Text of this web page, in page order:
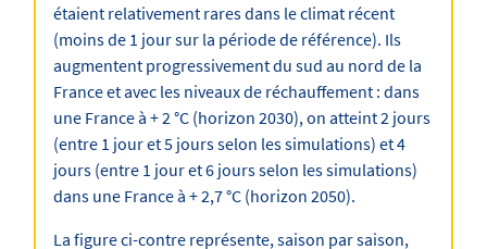
étaient relativement rares dans le climat récent
(moins de 1 jour sur la période de référence). Ils
augmentent progressivement du sud au nord de la
France et avec les niveaux de réchauffement : dans
une France à + 2 °C (horizon 2030), on atteint 2 jours
(entre 1 jour et 5 jours selon les simulations) et 4
jours (entre 1 jour et 6 jours selon les simulations)
dans une France à + 2,7 °C (horizon 2050).
La figure ci-contre représente, saison par saison,